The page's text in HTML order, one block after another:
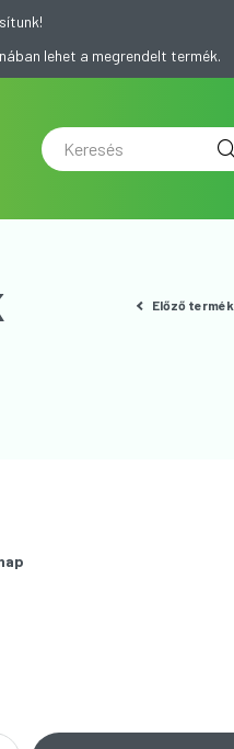
lehet a megrendelt termék.
Előző termék